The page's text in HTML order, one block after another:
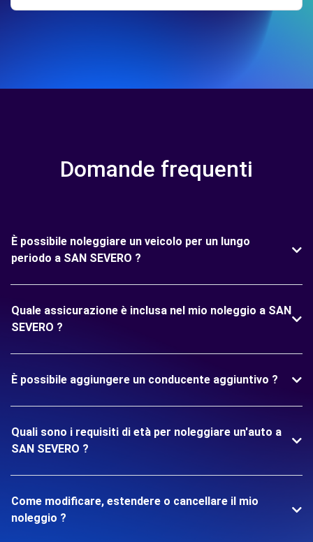
Domande frequenti
È possibile noleggiare un veicolo per un lungo
periodo a SAN SEVERO ?
Quale assicurazione è inclusa nel mio noleggio a SAN
SEVERO ?
È possibile aggiungere un conducente aggiuntivo ?
Quali sono i requisiti di età per noleggiare un'auto a
SAN SEVERO ?
Come modificare, estendere o cancellare il mio
noleggio ?